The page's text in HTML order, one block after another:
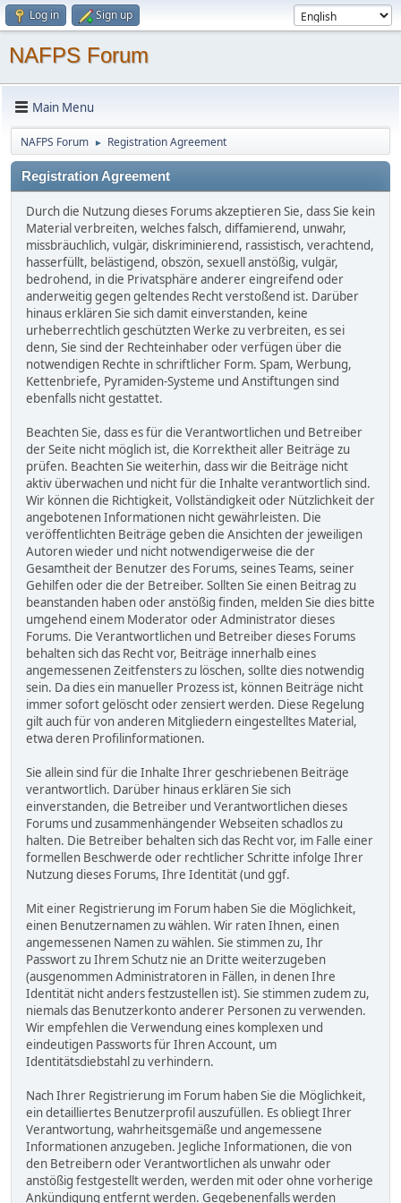
Log in Sign up
NAFPS Forum
Main Menu
NAFPS Forum ► Registration Agreement
Registration Agreement
Durch die Nutzung dieses Forums akzeptieren Sie, dass Sie kein
Material verbreiten, welches falsch, diffamierend, unwahr,
missbräuchlich, vulgär, diskriminierend, rassistisch, verachtend,
hasserfüllt, belästigend, obszön, sexuell anstößig, vulgär,
bedrohend, in die Privatsphäre anderer eingreifend oder
anderweitig gegen geltendes Recht verstoßend ist. Darüber
hinaus erklären Sie sich damit einverstanden, keine
urheberrechtlich geschützten Werke zu verbreiten, es sei
denn, Sie sind der Rechteinhaber oder verfügen über die
notwendigen Rechte in schriftlicher Form. Spam, Werbung,
Kettenbriefe, Pyramiden-Systeme und Anstiftungen sind
ebenfalls nicht gestattet.
Beachten Sie, dass es für die Verantwortlichen und Betreiber
der Seite nicht möglich ist, die Korrektheit aller Beiträge zu
prüfen. Beachten Sie weiterhin, dass wir die Beiträge nicht
aktiv überwachen und nicht für die Inhalte verantwortlich sind.
Wir können die Richtigkeit, Vollständigkeit oder Nützlichkeit der
angebotenen Informationen nicht gewährleisten. Die
veröffentlichten Beiträge geben die Ansichten der jeweiligen
Autoren wieder und nicht notwendigerweise die der
Gesamtheit der Benutzer des Forums, seines Teams, seiner
Gehilfen oder die der Betreiber. Sollten Sie einen Beitrag zu
beanstanden haben oder anstößig finden, melden Sie dies bitte
umgehend einem Moderator oder Administrator dieses
Forums. Die Verantwortlichen und Betreiber dieses Forums
behalten sich das Recht vor, Beiträge innerhalb eines
angemessenen Zeitfensters zu löschen, sollte dies notwendig
sein. Da dies ein manueller Prozess ist, können Beiträge nicht
immer sofort gelöscht oder zensiert werden. Diese Regelung
gilt auch für von anderen Mitgliedern eingestelltes Material,
etwa deren Profilinformationen.
Sie allein sind für die Inhalte Ihrer geschriebenen Beiträge
verantwortlich. Darüber hinaus erklären Sie sich
einverstanden, die Betreiber und Verantwortlichen dieses
Forums und zusammenhängender Webseiten schadlos zu
halten. Die Betreiber behalten sich das Recht vor, im Falle einer
formellen Beschwerde oder rechtlicher Schritte infolge Ihrer
Nutzung dieses Forums, Ihre Identität (und ggf.
Mit einer Registrierung im Forum haben Sie die Möglichkeit,
einen Benutzernamen zu wählen. Wir raten Ihnen, einen
angemessenen Namen zu wählen. Sie stimmen zu, Ihr
Passwort zu Ihrem Schutz nie an Dritte weiterzugeben
(ausgenommen Administratoren in Fällen, in denen Ihre
Identität nicht anders festzustellen ist). Sie stimmen zudem zu,
niemals das Benutzerkonto anderer Personen zu verwenden.
Wir empfehlen die Verwendung eines komplexen und
eindeutigen Passworts für Ihren Account, um
Identitätsdiebstahl zu verhindern.
Nach Ihrer Registrierung im Forum haben Sie die Möglichkeit,
ein detailliertes Benutzerprofil auszufüllen. Es obliegt Ihrer
Verantwortung, wahrheitsgemäße und angemessene
Informationen anzugeben. Jegliche Informationen, die von
den Betreibern oder Verantwortlichen als unwahr oder
anstößig festgestellt werden, werden mit oder ohne vorherige
Ankündigung entfernt werden. Gegebenenfalls werden